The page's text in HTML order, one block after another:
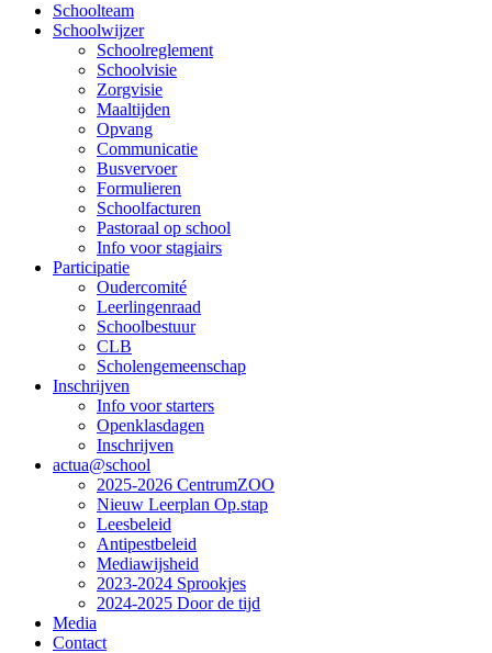
Main
navigation
Schoolteam
Schoolwijzer
Schoolreglement
Schoolvisie
Zorgvisie
Maaltijden
Opvang
Communicatie
Busvervoer
Formulieren
Schoolfacturen
Pastoraal op school
Info voor stagiairs
Participatie
Oudercomité
Leerlingenraad
Schoolbestuur
CLB
Scholengemeenschap
Inschrijven
Info voor starters
Openklasdagen
Inschrijven
actua@school
2025-2026 CentrumZOO
Nieuw Leerplan Op.stap
Leesbeleid
Antipestbeleid
Mediawijsheid
2023-2024 Sprookjes
2024-2025 Door de tijd
Media
Contact